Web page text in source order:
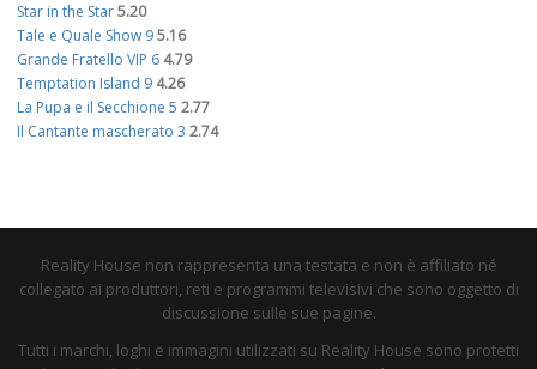
Star in the Star5.20
Tale e Quale Show 95.16
Grande Fratello VIP 6 4.79
Temptation Island 9 4.26
La Pupa e il Secchione 5 2.77
Il Cantante mascherato 3 2.74
Reality House non rappresenta una testata e non è affiliato né
collegato ai produttori, reti e programmi televisivi che sono oggetto di
discussione sulle sue pagine.
Tutti i marchi, loghi e immagini utilizzati su Reality House sono protetti